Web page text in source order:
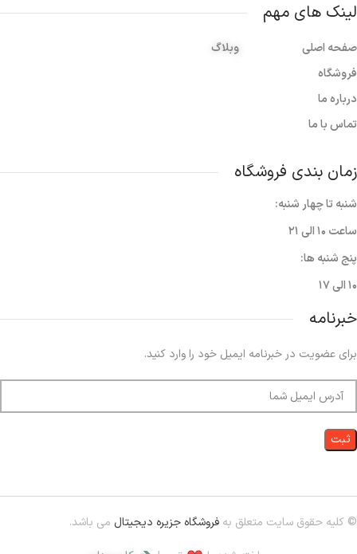
لینک های مهم
صفحه اصلی
فروشگاه
درباره ما
تماس با ما
وبلاگ
زمان بندی فروشگاه
شنبه تا چهار شنبه:
ساعت ۱۰ الی ۲۱
پنج شنبه ها:
۱۰ الی ۱۷
خبرنامه
برای عضویت در خبرنامه ایمیل خود را وارد کنید.
© کلیه حقوق سایت متعلق به فروشگاه جزیره دیجیتال می باشد.